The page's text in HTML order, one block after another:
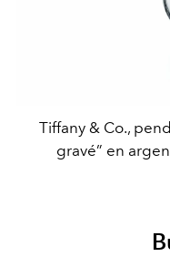
Tiffany & Co.,
gravé” en